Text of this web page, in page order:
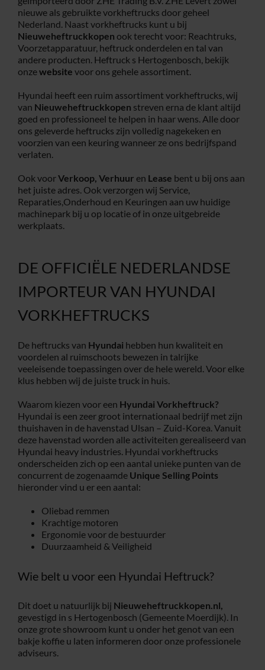
nieuwe als gebruikte vorkheftrucks door geheel
Nederland. Naast vorkheftrucks kunt u bij
Nieuweheftruckkopen ook terecht voor: Reachtruks,
Voorzetapparatuur, heftruck onderdelen en tal van
andere producten. Heftruck s Hertogenbosch, bekijk
onzewebsite voor ons gehele assortiment.
Hyundai heeft een ruim assortiment vorkheftrucks, wij
van Nieuweheftruckkopen streven erna de klant altijd
goed en professioneel te helpen in haar wens. Alle door
ons geleverde heftrucks zijn volledig nagekeken en
voorzien van een keuring wanneer ze ons bedrijfspand
verlaten.
Ook voorVerkoop, Verhuur en Lease bent u bij ons aan
het juiste adres. Ook verzorgen wij Service,
Reparaties,Onderhoud en Keuringen aan uw huidige
machinepark bij u op locatie of in onze uitgebreide
werkplaats.
DE OFFICIËLE NEDERLANDSE
IMPORTEUR VAN HYUNDAI
VORKHEFTRUCKS
De heftrucks van Hyundai hebben hun kwaliteit en
voordelen al ruimschoots bewezen in talrijke
veeleisende toepassingen over de hele wereld. Voor elke
klus hebben wij de juiste truck in huis.
Waarom kiezen voor een Hyundai Vorkheftruck?
Hyundai is een zeer groot internationaal bedrijf met zijn
thuishaven in de havenstad Ulsan – Zuid-Korea. Vanuit
deze havenstad worden alle activiteiten gerealiseerd van
Hyundai heavy industries. Hyundai vorkheftrucks
onderscheiden zich op een aantal unieke punten van de
concurrent de zogenaamde Unique Selling Points
hieronder vind u er een aantal:
Oliebad remmen
Krachtige motoren
Ergonomie voor de bestuurder
Duurzaamheid & Veiligheid
Wie belt u voor een Hyundai Heftruck?
Dit doet u natuurlijk bij Nieuweheftruckkopen.nl,
gevestigd in s Hertogenbosch (Gemeente Moerdijk). In
onze grote showroom kunt u onder het genot van een
bakje koffie u laten informeren door onze professionele
adviseurs.